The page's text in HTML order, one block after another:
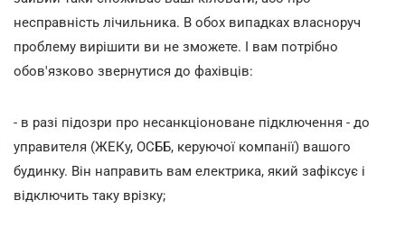
несправність лічильника. В обох випадках власноруч
проблему вирішити ви не зможете. І вам потрібно
обов'язково звернутися до фахівців:
- в разі підозри про несанкціоноване підключення - до
управителя (ЖЕКу, ОСББ, керуючої компанії) вашого
будинку. Він направить вам електрика, який зафіксує і
відключить таку врізку;